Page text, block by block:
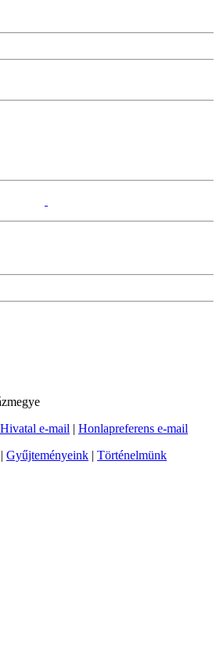
e-mail | Honlapreferens e-mail
Gyűjteményeink | Történelmünk